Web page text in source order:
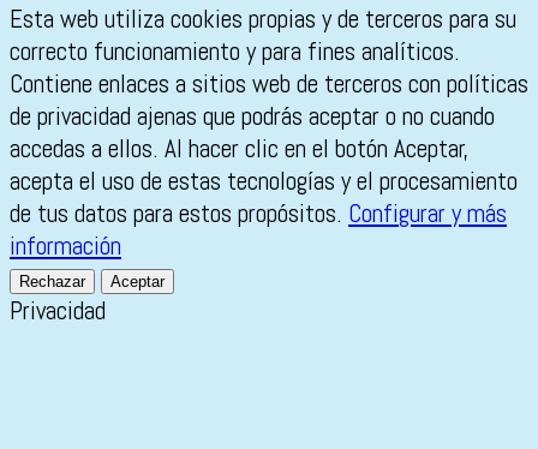
Esta web utiliza cookies propias y de terceros para su
correcto funcionamiento y para fines analíticos.
Contiene enlaces a sitios web de terceros con políticas
de privacidad ajenas que podrás aceptar o no cuando
accedas a ellos. Al hacer clic en el botón Aceptar,
acepta el uso de estas tecnologías y el procesamiento
de tus datos para estos propósitos. Configurar y más
información
Rechazar Aceptar
Privacidad